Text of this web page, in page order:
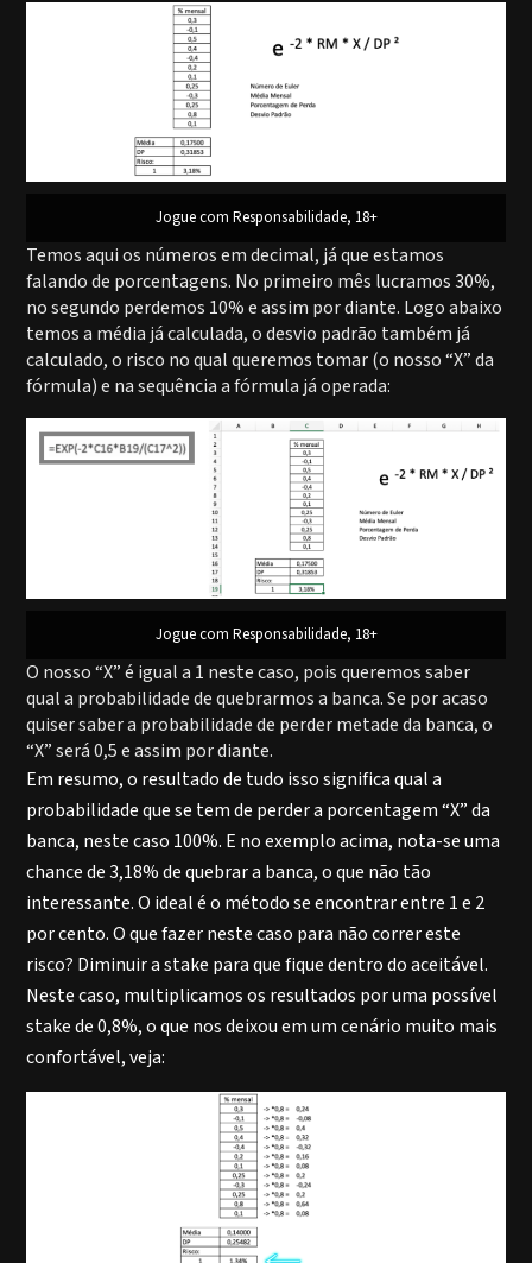
Jogue com Responsabilidade, 18+
Temos aqui os números em decimal, já que estamos
falando de porcentagens. No primeiro mês lucramos 30%,
no segundo perdemos 10% e assim por diante. Logo abaixo
temos a média já calculada, o desvio padrão também já
calculado, o risco no qual queremos tomar (o nosso “X” da
fórmula) e na sequência a fórmula já operada:
Jogue com Responsabilidade, 18+
O nosso “X” é igual a 1 neste caso, pois queremos saber
qual a probabilidade de quebrarmos a banca. Se por acaso
quiser saber a probabilidade de perder metade da banca, o
“X” será 0,5 e assim por diante.
Em resumo, o resultado de tudo isso significa qual a
probabilidade que se tem de perder a porcentagem “X” da
banca, neste caso 100%. E no exemplo acima, nota-se uma
chance de 3,18% de quebrar a banca, o que não tão
interessante. O ideal é o método se encontrar entre 1 e 2
por cento. O que fazer neste caso para não correr este
risco? Diminuir a stake para que fique dentro do aceitável.
Neste caso, multiplicamos os resultados por uma possível
stake de 0,8%, o que nos deixou em um cenário muito mais
confortável, veja: